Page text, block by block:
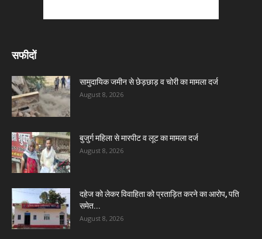
सफीदों
सामुदायिक जमीन से छेड़छाड़ व चोरी का मामला दर्ज
August 8, 2026
बुजुर्ग महिला से मारपीट व लूट का मामला दर्ज
August 8, 2026
दहेज को लेकर विवाहिता को प्रताड़ित करने का आरोप, पति
समेत...
August 8, 2026